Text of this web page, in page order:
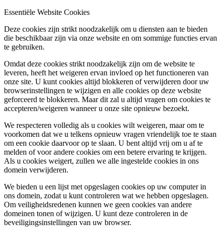
Essentiële Website Cookies
Deze cookies zijn strikt noodzakelijk om u diensten aan te bieden
die beschikbaar zijn via onze website en om sommige functies ervan
te gebruiken.
Omdat deze cookies strikt noodzakelijk zijn om de website te
leveren, heeft het weigeren ervan invloed op het functioneren van
onze site. U kunt cookies altijd blokkeren of verwijderen door uw
browserinstellingen te wijzigen en alle cookies op deze website
geforceerd te blokkeren. Maar dit zal u altijd vragen om cookies te
accepteren/weigeren wanneer u onze site opnieuw bezoekt.
We respecteren volledig als u cookies wilt weigeren, maar om te
voorkomen dat we u telkens opnieuw vragen vriendelijk toe te staan
om een cookie daarvoor op te slaan. U bent altijd vrij om u af te
melden of voor andere cookies om een betere ervaring te krijgen.
Als u cookies weigert, zullen we alle ingestelde cookies in ons
domein verwijderen.
We bieden u een lijst met opgeslagen cookies op uw computer in
ons domein, zodat u kunt controleren wat we hebben opgeslagen.
Om veiligheidsredenen kunnen we geen cookies van andere
domeinen tonen of wijzigen. U kunt deze controleren in de
beveiligingsinstellingen van uw browser.